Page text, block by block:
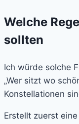
Welche
sollten
Ich würde solche
„Wer sitzt wo
Konstellationen
Erstellt zuerst